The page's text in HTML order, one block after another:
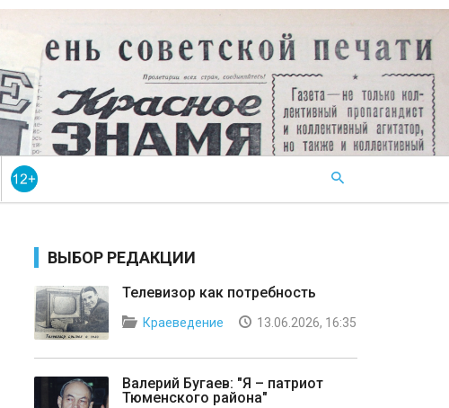
ВЫБОР РЕДАКЦИИ
Телевизор как потребность
Краеведение 13.06.2026, 16:35
Валерий Бугаев: "Я – патриот
Тюменского района"